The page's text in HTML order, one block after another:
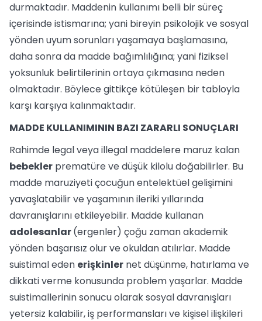
durmaktadır. Maddenin kullanımı belli bir süreç
içerisinde istismarına; yani bireyin psikolojik ve sosyal
yönden uyum sorunları yaşamaya başlamasına,
daha sonra da madde bağımlılığına; yani fiziksel
yoksunluk belirtilerinin ortaya çıkmasına neden
olmaktadır. Böylece gittikçe kötüleşen bir tabloyla
karşı karşıya kalınmaktadır.
MADDE KULLANIMININ BAZI ZARARLI SONUÇLARI
Rahimde legal veya illegal maddelere maruz kalan
bebekler prematüre ve düşük kilolu doğabilirler. Bu
madde maruziyeti çocuğun entelektüel gelişimini
yavaşlatabilir ve yaşamının ileriki yıllarında
davranışlarını etkileyebilir. Madde kullanan
adolesanlar(ergenler) çoğu zaman akademik
yönden başarısız olur ve okuldan atılırlar. Madde
suistimal eden erişkinler net düşünme, hatırlama ve
dikkati verme konusunda problem yaşarlar. Madde
suistimallerinin sonucu olarak sosyal davranışları
yetersiz kalabilir, iş performansları ve kişisel ilişkileri